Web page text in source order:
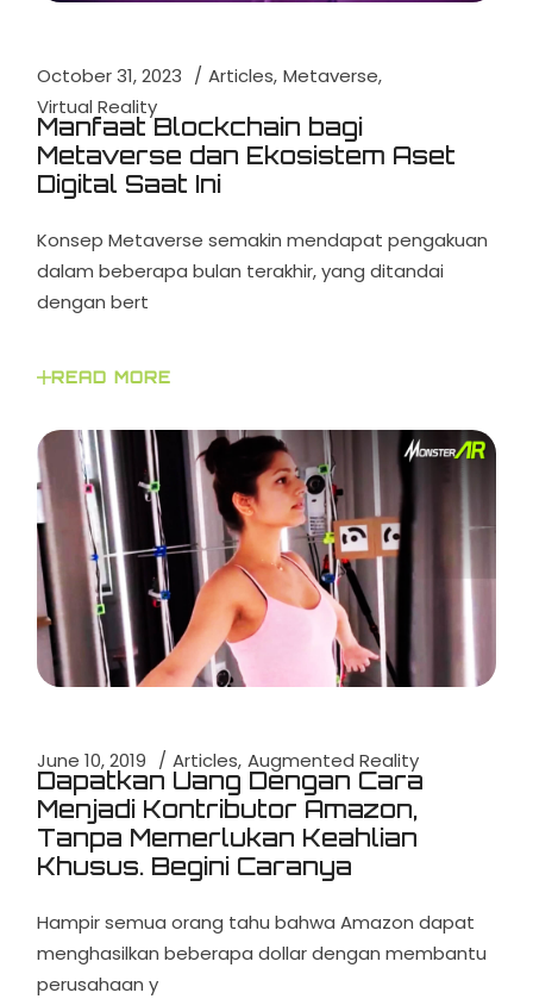
October 31, 2023 Articles Metaverse
Virtual Reality
Manfaat Blockchain bagi
Metaverse dan Ekosistem Aset
Digital Saat Ini
Konsep Metaverse semakin mendapat pengakuan
dalam beberapa bulan terakhir, yang ditandai
dengan bert
READ MORE
June 10, 2019 Articles Augmented Reality
Dapatkan Uang Dengan Cara
Menjadi Kontributor Amazon,
Tanpa Memerlukan Keahlian
Khusus. Begini Caranya
Hampir semua orang tahu bahwa Amazon dapat
menghasilkan beberapa dollar dengan membantu
perusahaan y